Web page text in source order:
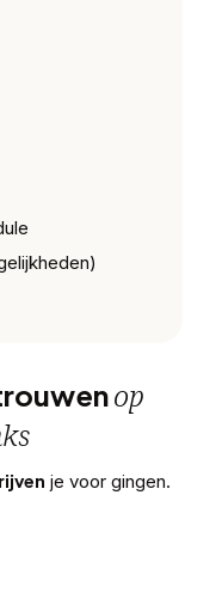
op
je voor gingen.